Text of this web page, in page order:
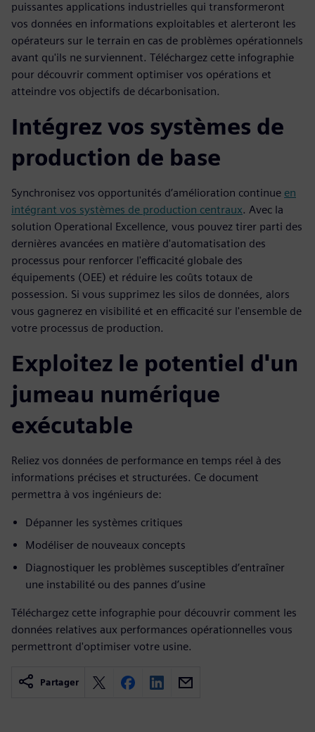
puissantes applications industrielles qui transformeront
vos données en informations exploitables et alerteront les
opérateurs sur le terrain en cas de problèmes opérationnels
avant qu'ils ne surviennent. Téléchargez cette infographie
pour découvrir comment optimiser vos opérations et
atteindre vos objectifs de décarbonisation.
Intégrez vos systèmes de
production de base
Synchronisez vos opportunités d’amélioration continue en
intégrant vos systèmes de production centraux. Avec la
solution Operational Excellence, vous pouvez tirer parti des
dernières avancées en matière d'automatisation des
processus pour renforcer l'efficacité globale des
équipements (OEE) et réduire les coûts totaux de
possession. Si vous supprimez les silos de données, alors
vous gagnerez en visibilité et en efficacité sur l'ensemble de
votre processus de production.
Exploitez le potentiel d'un
jumeau numérique
exécutable
Reliez vos données de performance en temps réel à des
informations précises et structurées. Ce document
permettra à vos ingénieurs de:
Dépanner les systèmes critiques
Modéliser de nouveaux concepts
Diagnostiquer les problèmes susceptibles d’entraîner
une instabilité ou des pannes d’usine
Téléchargez cette infographie pour découvrir comment les
données relatives aux performances opérationnelles vous
permettront d'optimiser votre usine.
Partager